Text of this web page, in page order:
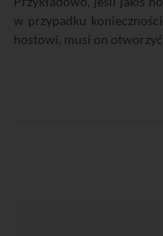
w przypadku
hostowi, musi on